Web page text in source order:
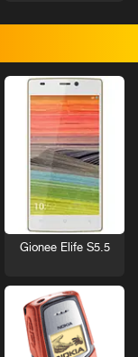
Gionee Elife S5.5